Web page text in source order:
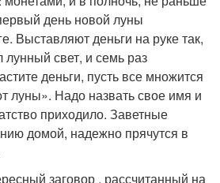
день новой луны
Выставляют деньги на руке так,
свет, и семь раз
деньги, пусть все множится
луны». Надо назвать свое имя и
приходило. Заветные
домой, надежно прячутся в
заговор , рассчитанный на